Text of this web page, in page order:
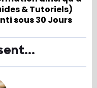
& Tutoriels)
sous 30 Jours